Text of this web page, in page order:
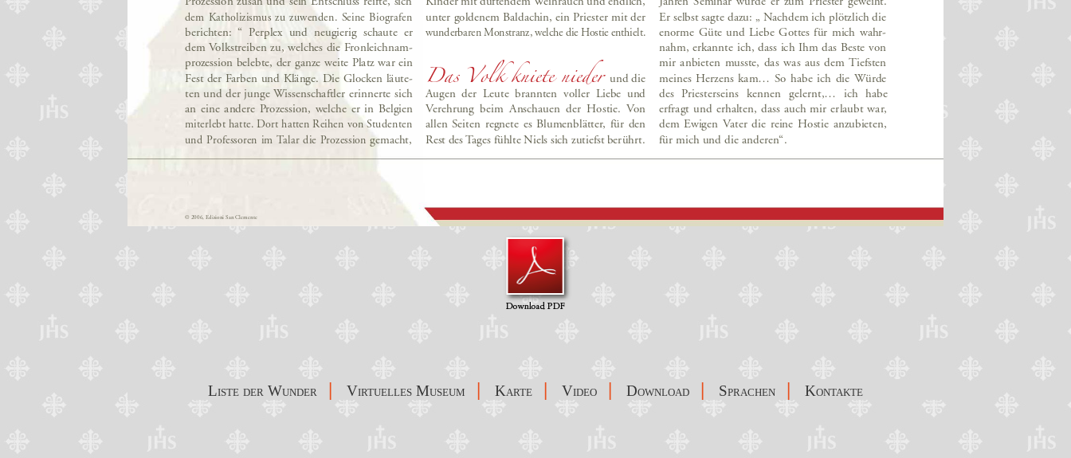
Liste der Wunder Virtuelles Museum Karte Video Download Sprachen Kontakte